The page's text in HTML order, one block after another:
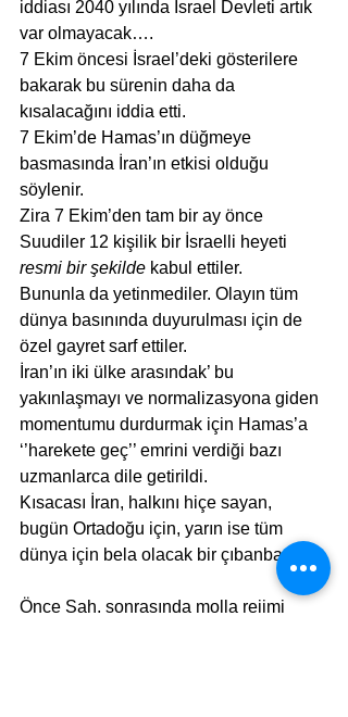
iddiası 2040 yılında İsrael Devleti artık
var olmayacak….
7 Ekim öncesi İsrael’deki gösterilere
bakarak bu sürenin daha da
kısalacağını iddia etti.
7 Ekim’de Hamas’ın düğmeye
basmasında İran’ın etkisi olduğu
söylenir.
Zira 7 Ekim’den tam bir ay önce
Suudiler 12 kişilik bir İsraelli heyeti
resmi bir şekilde kabul ettiler.
Bununla da yetinmediler. Olayın tüm
dünya basınında duyurulması için de
özel gayret sarf ettiler.
İran’ın iki ülke arasındak’ bu
yakınlaşmayı ve normalizasyona giden
momentumu durdurmak için Hamas’a
‘’harekete geç’’ emrini verdiği bazı
uzmanlarca dile getirildi.
Kısacası İran, halkını hiçe sayan,
bugün Ortadoğu için, yarın ise tüm
dünya için bela olacak bir çıbanbaşı...
Önce Şah, sonrasında molla rejimi